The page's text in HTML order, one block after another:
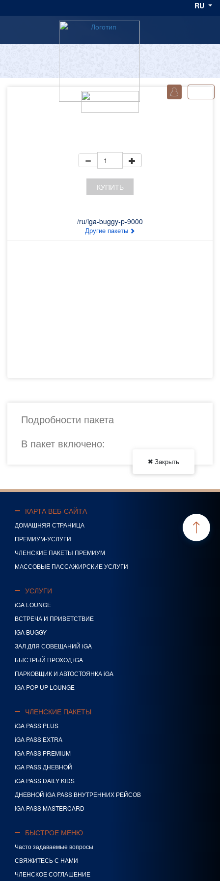
RU
КУПИТЬ
/ru/iga-buggy-p-9000
Другие пакеты
Подробности пакета
В пакет включено:
Закрыть
КАРТА ВЕБ-САЙТА
ДОМАШНЯЯ СТРАНИЦА
ПРЕМИУМ-УСЛУГИ
ЧЛЕНСКИЕ ПАКЕТЫ ПРЕМИУМ
МАССОВЫЕ ПАССАЖИРСКИЕ УСЛУГИ
УСЛУГИ
iGA LOUNGE
ВСТРЕЧА И ПРИВЕТСТВИЕ
iGA BUGGY
ЗАЛ ДЛЯ СОВЕЩАНИЙ iGA
БЫСТРЫЙ ПРОХОД iGA
ПАРКОВЩИК И АВТОСТОЯНКА iGA
iGA POP UP LOUNGE
ЧЛЕНСКИЕ ПАКЕТЫ
iGA PASS PLUS
iGA PASS EXTRA
iGA PASS PREMIUM
iGA PASS ДНЕВНОЙ
iGA PASS DAILY KIDS
ДНЕВНОЙ iGA PASS ВНУТРЕННИХ РЕЙСОВ
iGA PASS MASTERCARD
БЫСТРОЕ МЕНЮ
Часто задаваемые вопросы
СВЯЖИТЕСЬ С НАМИ
ЧЛЕНСКОЕ СОГЛАШЕНИЕ